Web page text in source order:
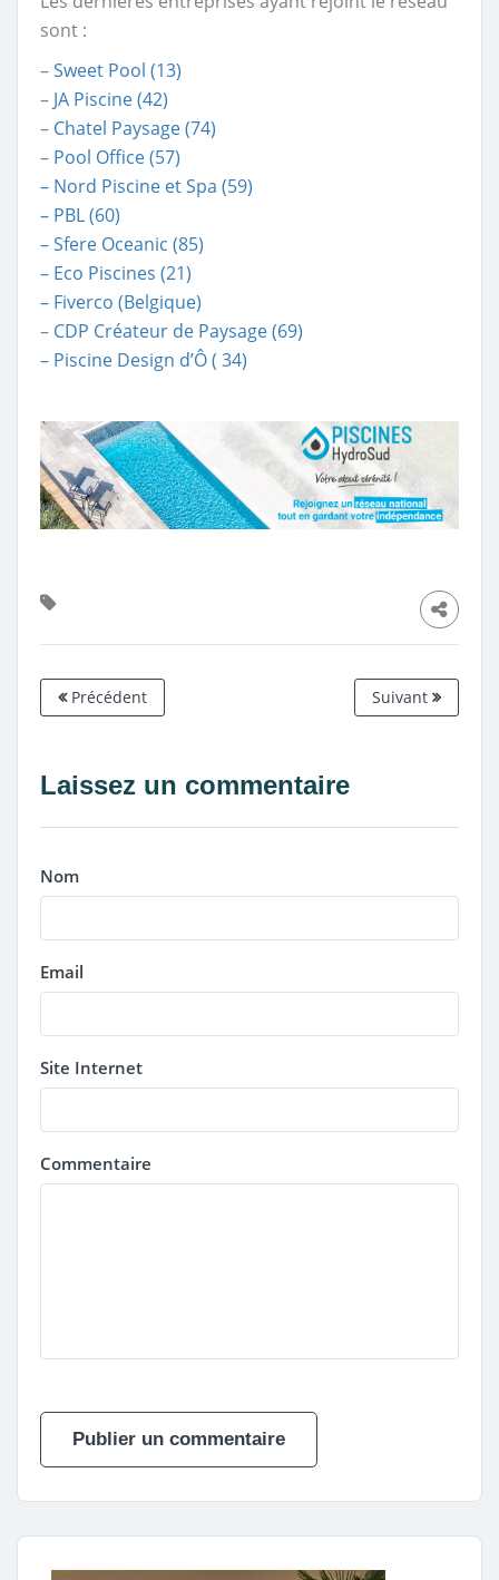
sont :
–Sweet Pool (13)
– JA Piscine (42)
– Chatel Paysage (74)
– Pool Office (57)
– Nord Piscine et Spa (59)
– PBL (60)
– Sfere Oceanic (85)
– Eco Piscines (21)
– Fiverco (Belgique)
– CDP Créateur de Paysage (69)
– Piscine Design d’Ô ( 34)
Précédent Suivant
Laissez un commentaire
Nom
Email
Site Internet
Commentaire